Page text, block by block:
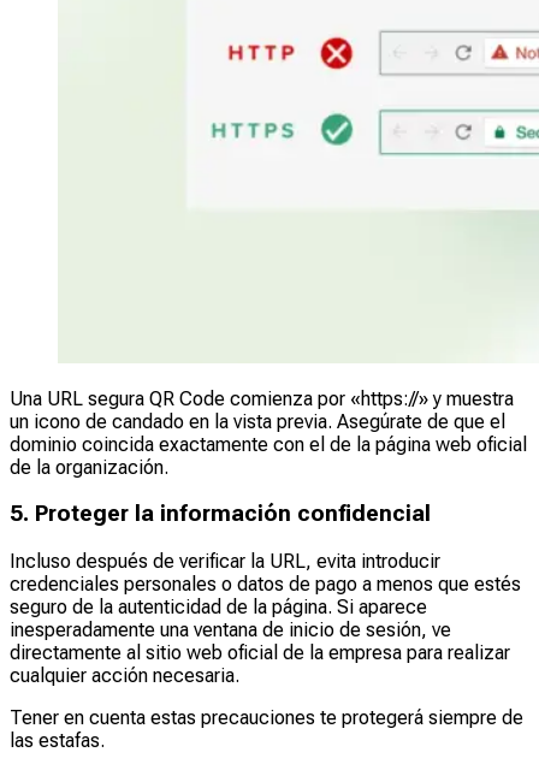
Una URL segura QR Code comienza por «https://» y muestra
un icono de candado en la vista previa. Asegúrate de que el
dominio coincida exactamente con el de la página web oficial
de la organización.
5. Proteger la información confidencial
Incluso después de verificar la URL, evita introducir
credenciales personales o datos de pago a menos que estés
seguro de la autenticidad de la página. Si aparece
inesperadamente una ventana de inicio de sesión, ve
directamente al sitio web oficial de la empresa para realizar
cualquier acción necesaria.
Tener en cuenta estas precauciones te protegerá siempre de
las estafas.